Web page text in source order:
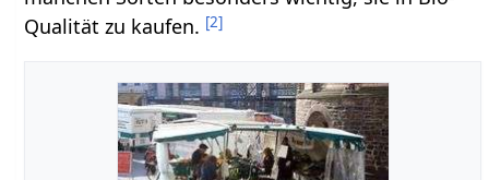
Qualität zu kaufen. [2]